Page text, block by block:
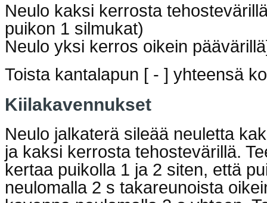
Neulo kaksi kerrosta
puikon 1 silmukat)
Neulo yksi kerros oikein
Toista kantalapun [ - ] yhteensä
Kiilakavennukset
Neulo jalkaterä sileää neuletta
ja kaksi kerrosta tehostevärillä.
kertaa puikolla 1 ja 2 siten, että
neulomalla 2 s takareunoista